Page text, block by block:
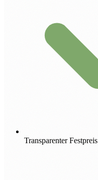
Transparenter Festpreis